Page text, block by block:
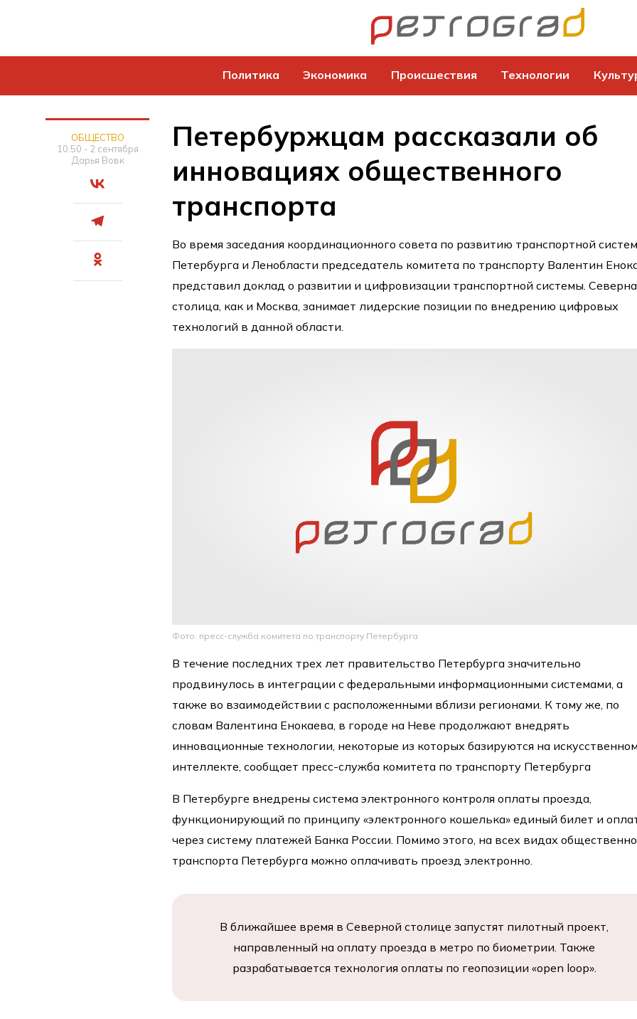
Политика Экономика Происшествия Технологии
ОБЩЕСТВО
10:50 - 2 сентября
Дарья Вовк
Петербуржцам рассказали об
инновациях общественного
транспорта
Во время заседания координационного совета по развитию транспортной
Петербурга и Ленобласти председатель комитета по транспорту Валентин
представил доклад о развитии и цифровизации транспортной системы.
столица, как и Москва, занимает лидерские позиции по внедрению цифровых
технологий в данной области.
Фото: пресс-служба комитета по транспорту Петербурга
В течение последних трех лет правительство Петербурга значительно
продвинулось в интеграции с федеральными информационными системами, а
также во взаимодействии с расположенными вблизи регионами. К тому же, по
словам Валентина Енокаева, в городе на Неве продолжают внедрять
инновационные технологии, некоторые из которых базируются на
интеллекте, сообщает пресс-служба комитета по транспорту Петербурга
В Петербурге внедрены система электронного контроля оплаты проезда,
функционирующий по принципу «электронного кошелька» единый билет и
через систему платежей Банка России. Помимо этого, на всех видах
транспорта Петербурга можно оплачивать проезд электронно.
В ближайшее время в Северной столице запустят пилотный проект,
направленный на оплату проезда в метро по биометрии. Также
разрабатывается технология оплаты по геопозиции «open loop».